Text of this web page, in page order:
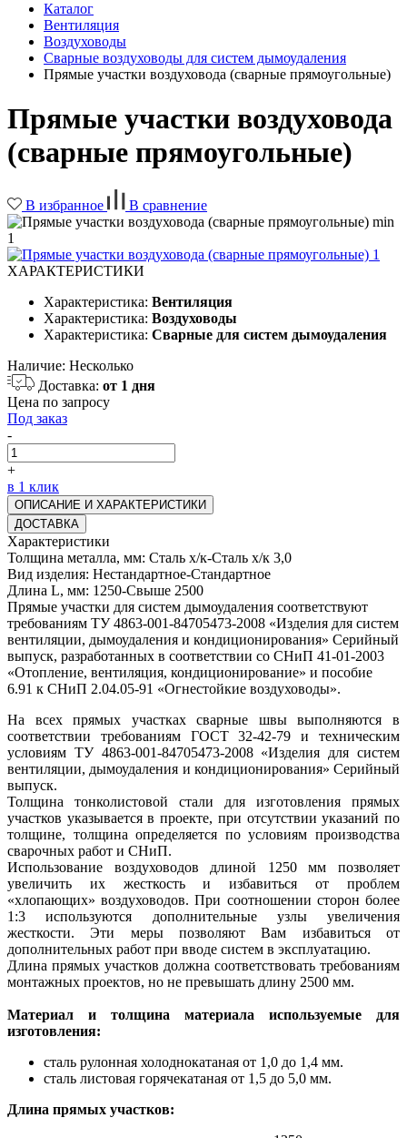
Каталог
Вентиляция
Воздуховоды
Сварные воздуховоды для систем дымоудаления
Прямые участки воздуховода (сварные прямоугольные)
Прямые участки воздуховода
(сварные прямоугольные)
В избранное В сравнение
ХАРАКТЕРИСТИКИ
Характеристика: Вентиляция
Характеристика: Воздуховоды
Характеристика: Сварные для систем дымоудаления
Наличие: Несколько
Доставка: от 1 дня
Цена по запросу
Под заказ
-
+
в 1 клик
ОПИСАНИЕ И ХАРАКТЕРИСТИКИ
ДОСТАВКА
Характеристики
Толщина металла, мм: Сталь х/к-Сталь х/к 3,0
Вид изделия: Нестандартное-Стандартное
Длина L, мм: 1250-Свыше 2500
Прямые участки для систем дымоудаления соответствуют
требованиям ТУ 4863-001-84705473-2008 «Изделия для систем
вентиляции, дымоудаления и кондиционирования» Серийный
выпуск, разработанных в соответствии со СНиП 41-01-2003
«Отопление, вентиляция, кондиционирование» и пособие
6.91 к СНиП 2.04.05-91 «Огнестойкие воздуховоды».
На всех прямых участках сварные швы выполняются в
соответствии требованиям ГОСТ 32-42-79 и техническим
условиям ТУ 4863-001-84705473-2008 «Изделия для систем
вентиляции, дымоудаления и кондиционирования» Серийный
выпуск.
Толщина тонколистовой стали для изготовления прямых
участков указывается в проекте, при отсутствии указаний по
толщине, толщина определяется по условиям производства
сварочных работ и СНиП.
Использование воздуховодов длиной 1250 мм позволяет
увеличить их жесткость и избавиться от проблем
«хлопающих» воздуховодов. При соотношении сторон более
1:3 используются дополнительные узлы увеличения
жесткости. Эти меры позволяют Вам избавиться от
дополнительных работ при вводе систем в эксплуатацию.
Длина прямых участков должна соответствовать требованиям
монтажных проектов, но не превышать длину 2500 мм.
Материал и толщина материала используемые для
изготовления:
сталь рулонная холоднокатаная от 1,0 до 1,4 мм.
сталь листовая горячекатаная от 1,5 до 5,0 мм.
Длина прямых участков: